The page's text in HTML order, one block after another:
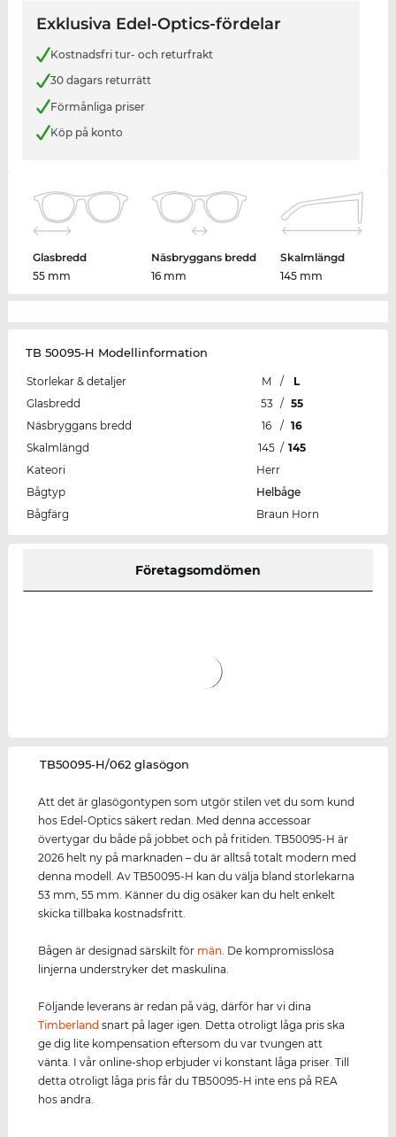
Exklusiva Edel-Optics-fördelar
Kostnadsfri tur- och returfrakt
30 dagars returrätt
Förmånliga priser
Köp på konto
Glasbredd
55 mm
Näsbryggans bredd
16 mm
Skalmlängd
145 mm
TB 50095-H Modellinformation
Storlekar & detaljer M /
L
Glasbredd
53 / 55
Näsbryggans bredd
16 / 16
Skalmlängd
145 / 145
Kateori
Herr
Bågtyp
Helbåge
Bågfärg
Braun Horn
Företagsomdömen
‌TB50095-H/062 glasögon
Att det är glasögontypen som utgör stilen vet du som kund
hos Edel-Optics säkert redan. Med denna accessoar
övertygar du både på jobbet och på fritiden. TB50095-H är
2026 helt ny på marknaden – du är alltså totalt modern med
denna modell. Av TB50095-H kan du välja bland storlekarna
53 mm, 55 mm. Känner du dig osäker kan du helt enkelt
skicka tillbaka kostnadsfritt.
Bågen är designad särskilt för män . De kompromisslösa
linjerna understryker det maskulina.
Följande leverans är redan på väg, därför har vi dina
Timberland snart på lager igen. Detta otroligt låga pris ska
ge dig lite kompensation eftersom du var tvungen att
vänta. I vår online-shop erbjuder vi konstant låga priser. Till
detta otroligt låga pris får du TB50095-H inte ens på REA
hos andra.